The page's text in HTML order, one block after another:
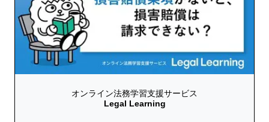
オンライン法務学習支援サービス
Legal Learning